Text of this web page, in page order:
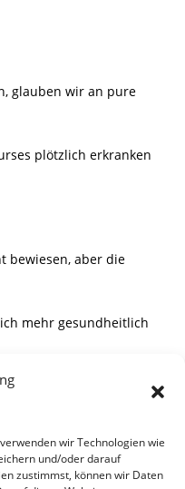
wir Technologien wie
und/oder darauf
zustimmst, können wir Daten
glauben wir an pure
plötzlich erkranken
bewiesen, aber die
mehr gesundheitlich
Liegen auf der Bettbank